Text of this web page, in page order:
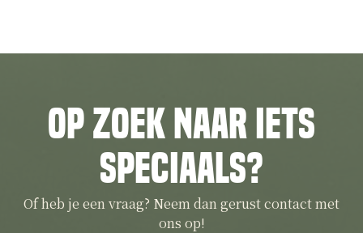
Op zoek naar iets
speciaals?
Of heb je een vraag? Neem dan gerust contact met
ons op!